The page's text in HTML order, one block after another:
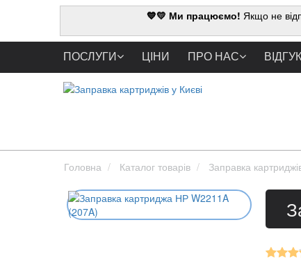
💙💛 Ми працюємо! Якщо не
ПОСЛУГИ ЦІНИ ПРО НАС
Головна Каталог товарів Заправка